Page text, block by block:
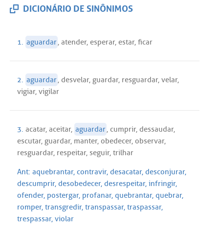
DICIONÁRIO DE SINÔNIMOS
1. aguardar, atender, esperar, estar, ficar
2. aguardar, desvelar, guardar, resguardar, velar,
vigiar, vigilar
3. acatar, aceitar, aguardar, cumprir, dessaudar,
escutar, guardar, manter, obedecer, observar,
resguardar, respeitar, seguir, trilhar
Ant: aquebrantar, contravir, desacatar, desconjurar,
descumprir, desobedecer, desrespeitar, infringir,
ofender, postergar, profanar, quebrantar, quebrar,
romper, transgredir, transpassar, traspassar,
trespassar, violar